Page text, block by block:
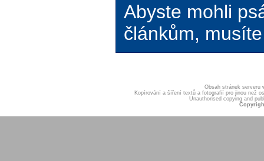
Abyste mohli
článkům,
Obsah stránek serveru
Kopírování a šíření textů a fotografií pro jinou než
Unauthorised copying and